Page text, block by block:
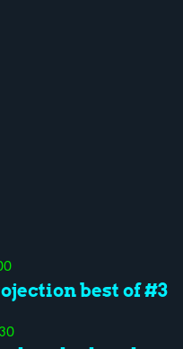
best of #3